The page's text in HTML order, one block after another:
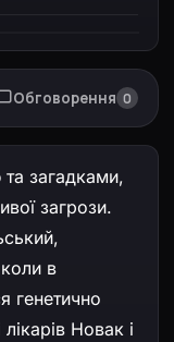
Обговорення 0
та загадками,
загрози.
в
генетично
Новак і